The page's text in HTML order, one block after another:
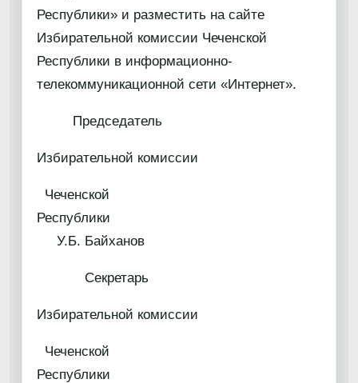
Республики» и разместить на сайте
Избирательной комиссии Чеченской
Республики в информационно-
телекоммуникационной сети «Интернет».
Председатель
Избирательной комиссии
Чеченской
Республики
У.Б. Байханов
Секретарь
Избирательной комиссии
Чеченской
Республики